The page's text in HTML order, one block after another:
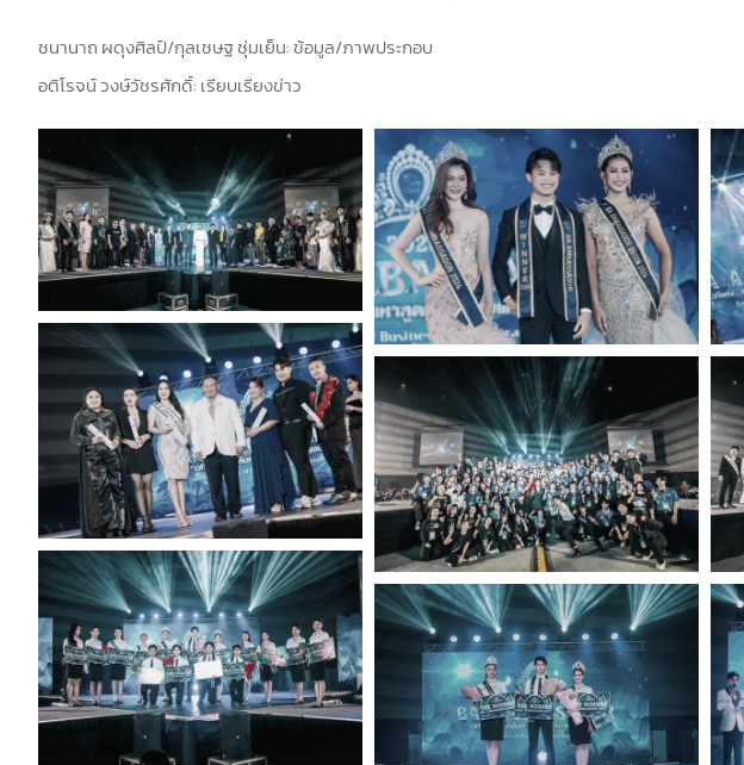
ชนานาถ ผดุงศิลป์/กุลเชษฐ ชุ่มเย็น: ข้อมูล/ภาพประกอบ
อติโรจน์ วงษ์วัชรศักดิ์: เรียบเรียงข่าว